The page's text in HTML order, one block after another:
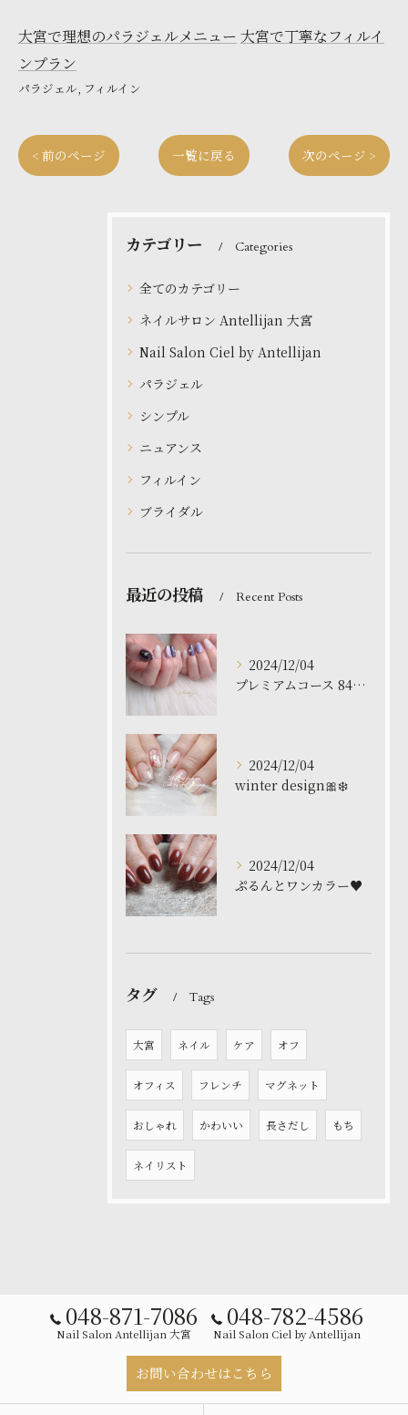
大宮で理想のパラジェルメニュー 大宮で丁寧なフィルイ
ンプラン
パラジェル フィルイン
< 前のページ 一覧に戻る 次のページ >
カテゴリー Categories
全てのカテゴリー
ネイルサロン Antellijan 大宮
Nail Salon Ciel by Antellijan
パラジェル
シンプル
ニュアンス
フィルイン
ブライダル
最近の投稿 Recent Posts
2024/12/04
プレミアムコース 8480円
2024/12/04
winter design🎀❄️
2024/12/04
ぷるんとワンカラー♥️
タグ Tags
大宮 ネイル ケア オフ
オフィス フレンチ マグネット
おしゃれ かわいい 長さだし もち
ネイリスト
048-871-7086
Nail Salon Antellijan 大宮
048-782-4586
Nail Salon Ciel by Antellijan
お問い合わせはこちら